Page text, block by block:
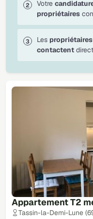
Appartement T2
Tassin-la-Demi-Lune
Votre
propriétaires
Les
contactent